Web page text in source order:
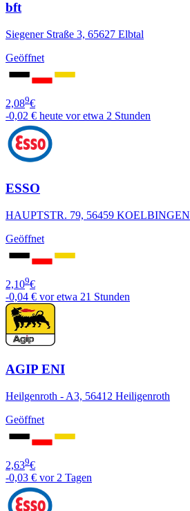
bft
Siegener Straße 3, 65627 Elbtal
Geöffnet
2,089€
-0,02 € heute vor etwa 2 Stunden
ESSO
HAUPTSTR. 79, 56459 KOELBINGEN
Geöffnet
2,109€
-0,04 € vor etwa 21 Stunden
AGIP ENI
Heilgenroth - A3, 56412 Heiligenroth
Geöffnet
2,639€
-0,03 € vor 2 Tagen